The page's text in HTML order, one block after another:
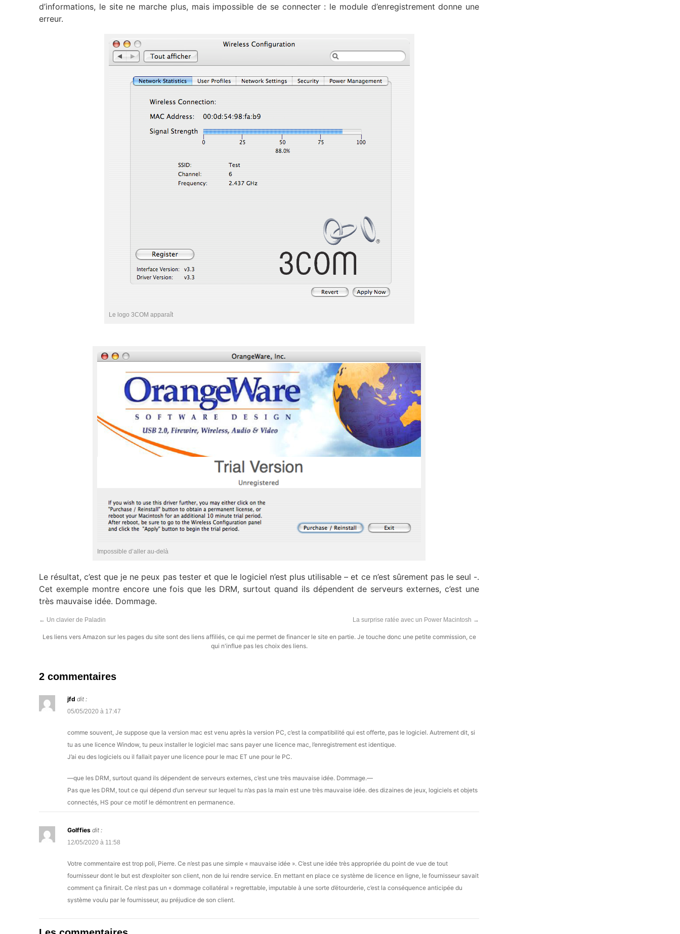
d’informations, le site ne marche plus, mais impossible de se connecter : le module d’enregistrement donne une
erreur.
Le logo 3COM apparaît
Impossible d’aller au-delà
Le résultat, c’est que je ne peux pas tester et que le logiciel n’est plus utilisable – et ce n’est sûrement pas le seul -.
Cet exemple montre encore une fois que les DRM, surtout quand ils dépendent de serveurs externes, c’est une
très mauvaise idée. Dommage.
← Un clavier de Paladin La surprise ratée avec un Power Macintosh →
Les liens vers Amazon sur les pages du site sont des liens affiliés, ce qui me permet de financer le site en partie. Je touche donc une petite commission, ce
qui n'influe pas les choix des liens.
2 commentaires
jfd dit :
05/05/2020 à 17:47
comme souvent, Je suppose que la version mac est venu après la version PC, c’est la compatibilité qui est offerte, pas le logiciel. Autrement dit, si
tu as une licence Window, tu peux installer le logiciel mac sans payer une licence mac, l’enregistrement est identique.
J’ai eu des logiciels ou il fallait payer une licence pour le mac ET une pour le PC.
—que les DRM, surtout quand ils dépendent de serveurs externes, c’est une très mauvaise idée. Dommage.—
Pas que les DRM, tout ce qui dépend d’un serveur sur lequel tu n’as pas la main est une très mauvaise idée. des dizaines de jeux, logiciels et objets
connectés, HS pour ce motif le démontrent en permanence.
Golffies dit :
12/05/2020 à 11:58
Votre commentaire est trop poli, Pierre. Ce n’est pas une simple « mauvaise idée ». C’est une idée très appropriée du point de vue de tout
fournisseur dont le but est d’exploiter son client, non de lui rendre service. En mettant en place ce système de licence en ligne, le fournisseur savait
comment ça finirait. Ce n’est pas un « dommage collatéral » regrettable, imputable à une sorte d’étourderie, c’est la conséquence anticipée du
système voulu par le fournisseur, au préjudice de son client.